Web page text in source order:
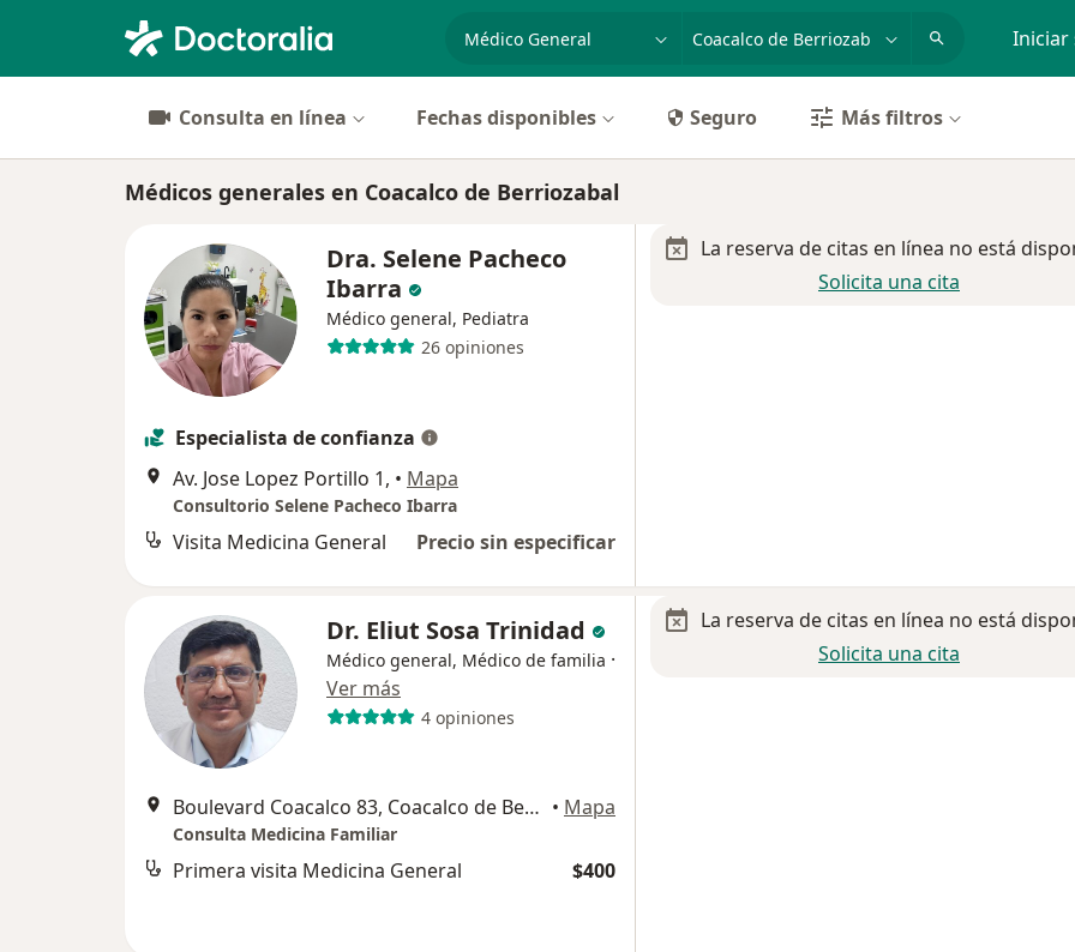
especialidad, enfermedad o nombre Iniciar
Consulta en línea Fechas disponibles Seguro Más filtros
Médicos generales en Coacalco de Berriozabal
Dra. Selene Pacheco
Ibarra
Médico general, Pediatra
26 opiniones
Especialista de confianza
Av. Jose Lopez Portillo 1, • Mapa
Consultorio Selene Pacheco Ibarra
Visita Medicina General Precio sin especificar
La reserva de citas en línea no está
Solicita una cita
Dr. Eliut Sosa Trinidad
Médico general, Médico de familia ·
Ver más
4 opiniones
Boulevard Coacalco 83, Coacalco de Berriozabal • Mapa
Consulta Medicina Familiar
Primera visita Medicina General $400
La reserva de citas en línea no está
Solicita una cita